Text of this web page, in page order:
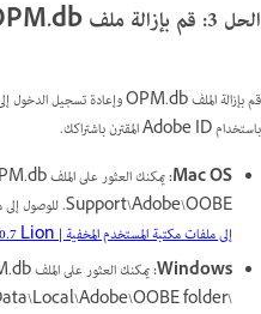
الحل 3: قم بإزالة ملف OPM.db وتسجيل الدخول مرة أخرى
باستخدام Adobe ID المقترن باشتراكك.
Mac OS:
Support\Adobe\OOBE. للوصول إلى مجلد Library المخفي الخاص بالمستخدم، انظر
إلى ملفات مكتبة المستخدم المخفية | Mac OS 10.7 Lion
Windows: